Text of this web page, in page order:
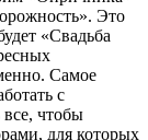
Это
«Свадьба
Самое
с
все, чтобы
для которых